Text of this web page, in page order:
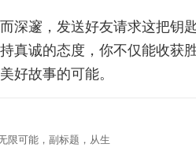
深邃，发送好友请求这把钥
真诚的态度，你不仅能收获
好故事的可能。
限可能，副标题，从生